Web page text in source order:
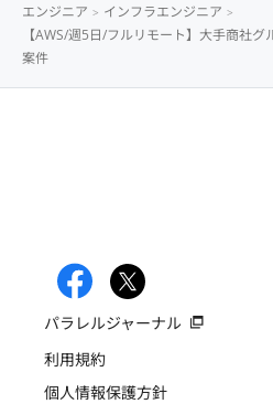
エンジニア
インフラエンジニア
【AWS/週5日/フルリモート】大手商社
案件
パラレルジャーナル
利用規約
個人情報保護方針